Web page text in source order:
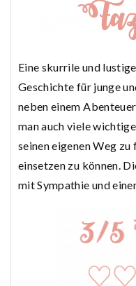
Eine skurrile und
Geschichte für junge
neben einem
man auch viele
seinen eigenen Weg
einsetzen zu können.
mit Sympathie und